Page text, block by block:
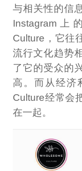
与相关性的信
Instagram上
Culture，它往
流行文化趋势
了它的受众的
高。而从经济
Culture经常会
在一起。